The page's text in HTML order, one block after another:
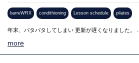
barreWRX condithioning Lesson schedule pilates
年末、バタバタしてしまい 更新が遅くなりました。 ...
more